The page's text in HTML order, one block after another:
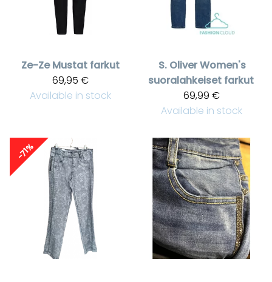
Ze-Ze Mustat farkut
69,95 €
Available in stock
S. OliverWomen's
suoralahkeiset farkut
69,99 €
Available in stock
-71%